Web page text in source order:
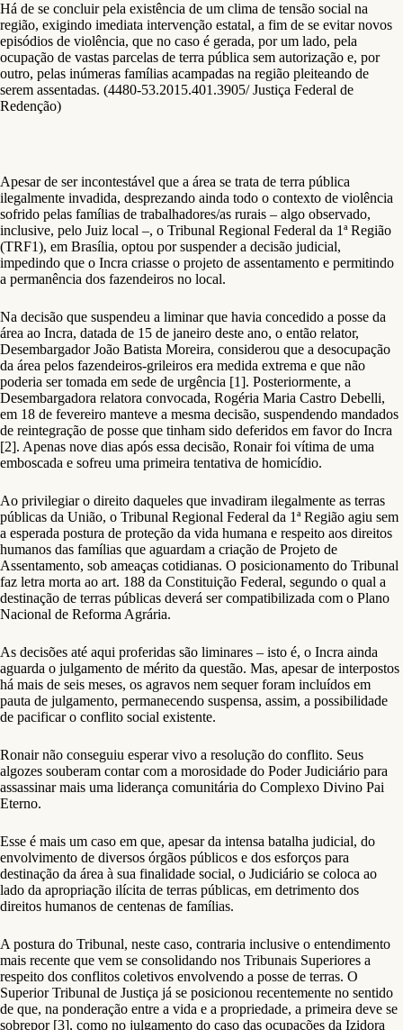
Há de se concluir pela existência de um clima de tensão social na
região, exigindo imediata intervenção estatal, a fim de se evitar novos
episódios de violência, que no caso é gerada, por um lado, pela
ocupação de vastas parcelas de terra pública sem autorização e, por
outro, pelas inúmeras famílias acampadas na região pleiteando de
serem assentadas. (4480-53.2015.401.3905/ Justiça Federal de
Redenção)
Apesar de ser incontestável que a área se trata de terra pública
ilegalmente invadida, desprezando ainda todo o contexto de violência
sofrido pelas famílias de trabalhadores/as rurais – algo observado,
inclusive, pelo Juiz local –, o Tribunal Regional Federal da 1ª Região
(TRF1), em Brasília, optou por suspender a decisão judicial,
impedindo que o Incra criasse o projeto de assentamento e permitindo
a permanência dos fazendeiros no local.
Na decisão que suspendeu a liminar que havia concedido a posse da
área ao Incra, datada de 15 de janeiro deste ano, o então relator,
Desembargador João Batista Moreira, considerou que a desocupação
da área pelos fazendeiros-grileiros era medida extrema e que não
poderia ser tomada em sede de urgência [1]. Posteriormente, a
Desembargadora relatora convocada, Rogéria Maria Castro Debelli,
em 18 de fevereiro manteve a mesma decisão, suspendendo mandados
de reintegração de posse que tinham sido deferidos em favor do Incra
[2]. Apenas nove dias após essa decisão, Ronair foi vítima de uma
emboscada e sofreu uma primeira tentativa de homicídio.
Ao privilegiar o direito daqueles que invadiram ilegalmente as terras
públicas da União, o Tribunal Regional Federal da 1ª Região agiu sem
a esperada postura de proteção da vida humana e respeito aos direitos
humanos das famílias que aguardam a criação de Projeto de
Assentamento, sob ameaças cotidianas. O posicionamento do Tribunal
faz letra morta ao art. 188 da Constituição Federal, segundo o qual a
destinação de terras públicas deverá ser compatibilizada com o Plano
Nacional de Reforma Agrária.
As decisões até aqui proferidas são liminares – isto é, o Incra ainda
aguarda o julgamento de mérito da questão. Mas, apesar de interpostos
há mais de seis meses, os agravos nem sequer foram incluídos em
pauta de julgamento, permanecendo suspensa, assim, a possibilidade
de pacificar o conflito social existente.
Ronair não conseguiu esperar vivo a resolução do conflito. Seus
algozes souberam contar com a morosidade do Poder Judiciário para
assassinar mais uma liderança comunitária do Complexo Divino Pai
Eterno.
Esse é mais um caso em que, apesar da intensa batalha judicial, do
envolvimento de diversos órgãos públicos e dos esforços para
destinação da área à sua finalidade social, o Judiciário se coloca ao
lado da apropriação ilícita de terras públicas, em detrimento dos
direitos humanos de centenas de famílias.
A postura do Tribunal, neste caso, contraria inclusive o entendimento
mais recente que vem se consolidando nos Tribunais Superiores a
respeito dos conflitos coletivos envolvendo a posse de terras. O
Superior Tribunal de Justiça já se posicionou recentemente no sentido
de que, na ponderação entre a vida e a propriedade, a primeira deve se
sobrepor [3], como no julgamento do caso das ocupações da Izidora